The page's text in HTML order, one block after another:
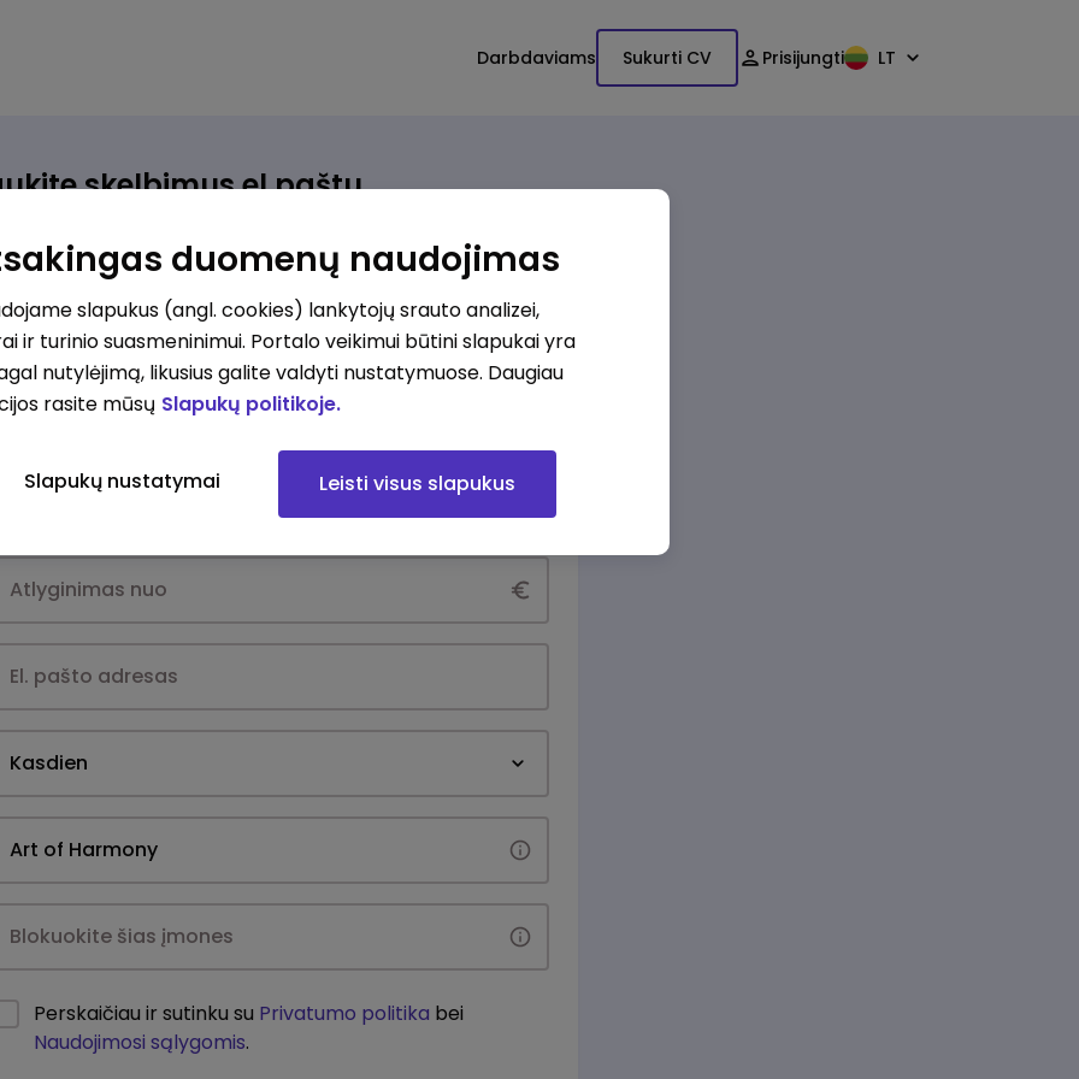
Darbdaviams Sukurti CV Prisijungti LT
skelbimus el.paštu
atsiras, iš karto gausite jį el. paštu.
ieškote darbo?*
Pridėti naują
Kokios srities darbo pasiūlymai jus domina?
Pridėti naują
Kasdien
Perskaičiau ir sutinku su Privatumo politika bei
Naudojimosi sąlygomis.
duomenų naudojimas
slapukus (angl. cookies) lankytojų srauto analizei,
ir turinio suasmeninimui. Portalo veikimui būtini slapukai yra
nutylėjimą, likusius galite valdyti nustatymuose. Daugiau
rasite mūsų Slapukų politikoje.
Slapukų nustatymai Leisti visus slapukus